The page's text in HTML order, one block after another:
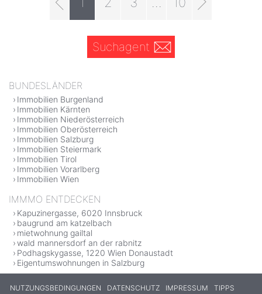
Suchagent
BUNDESLÄNDER
Immobilien Burgenland
Immobilien Kärnten
Immobilien Niederösterreich
Immobilien Oberösterreich
Immobilien Salzburg
Immobilien Steiermark
Immobilien Tirol
Immobilien Vorarlberg
Immobilien Wien
IMMMO ENTDECKEN
Kapuzinergasse, 6020 Innsbruck
baugrund am katzelbach
mietwohnung gailtal
wald mannersdorf an der rabnitz
Podhagskygasse, 1220 Wien Donaustadt
Eigentumswohnungen in Salzburg
NUTZUNGSBEDINGUNGEN DATENSCHUTZ IMPRESSUM
TIPPS